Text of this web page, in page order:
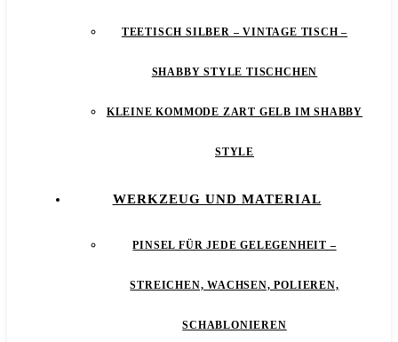
TEETISCH SILBER – VINTAGE TISCH –
SHABBY STYLE TISCHCHEN
KLEINE KOMMODE ZART GELB IM SHABBY
STYLE
WERKZEUG UND MATERIAL
PINSEL FÜR JEDE GELEGENHEIT –
STREICHEN, WACHSEN, POLIEREN,
SCHABLONIEREN